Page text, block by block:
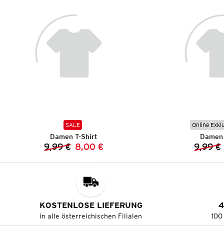
SALE
Damen T-Shirt
Vorheriger Preis:
9,99 € Neuer Preis:
8,00 €
Online
9,99 €
KOSTENLOSE LIEFERUNG
in alle österreichischen Filialen